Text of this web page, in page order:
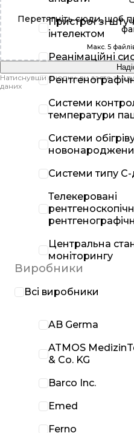
Пристрої зі
інтелектом
Реанімаційні
Системи
температури
Системи
Системи типу С-
Телекеровані
Центральна
моніторингу
Виробники
Всі виробники
AB Germa
ATMOS
& Co. KG
Barco Inc.
Emed
Ferno
Перетягніть сюди, щоб
Макс. 5
Натиснувши кнопку, ви даєте
даних